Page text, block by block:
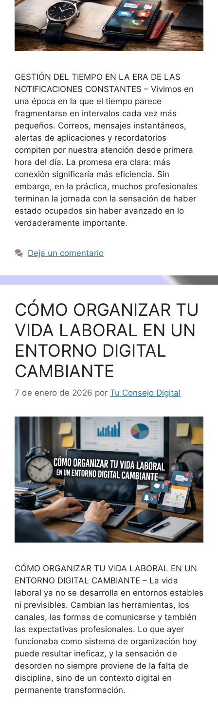
GESTIÓN DEL TIEMPO EN LA ERA DE LAS
NOTIFICACIONES CONSTANTES – Vivimos en
una época en la que el tiempo parece
fragmentarse en intervalos cada vez más
pequeños. Correos, mensajes instantáneos,
alertas de aplicaciones y recordatorios
compiten por nuestra atención desde primera
hora del día. La promesa era clara: más
conexión significaría más eficiencia. Sin
embargo, en la práctica, muchos profesionales
terminan la jornada con la sensación de haber
estado ocupados sin haber avanzado en lo
verdaderamente importante.
Deja un comentario
CÓMO ORGANIZAR TU
VIDA LABORAL EN UN
ENTORNO DIGITAL
CAMBIANTE
7 de enero de 2026 por Tu Consejo Digital
CÓMO ORGANIZAR TU VIDA LABORAL EN UN
ENTORNO DIGITAL CAMBIANTE – La vida
laboral ya no se desarrolla en entornos estables
ni previsibles. Cambian las herramientas, los
canales, las formas de comunicarse y también
las expectativas profesionales. Lo que ayer
funcionaba como sistema de organización hoy
puede resultar ineficaz, y la sensación de
desorden no siempre proviene de la falta de
disciplina, sino de un contexto digital en
permanente transformación.